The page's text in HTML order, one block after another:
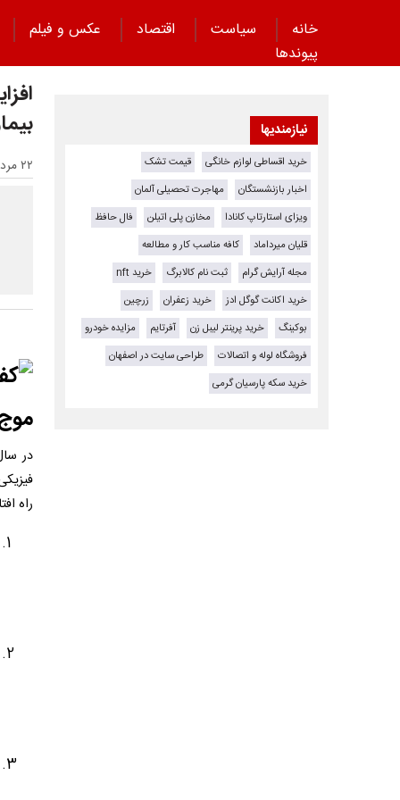
خانه سیاست اقتصاد عکس و فیلم
پیوند‌ها
۲۲ مرداد ۱۴۰۴ - ۱۰:۲۷
در
راه
نیازمندیها
خرید اقساطی لوازم خانگی
قیمت تشک
اخبار بازنشستگان
مهاجرت تحصیلی آلمان
ویزای استارتاپ کانادا
مخازن پلی اتیلن
فال حافظ
قلیان میرداماد
کافه مناسب کار و مطالعه
مجله آرایش گرام
ثبت نام کالابرگ
خرید nft
خرید اکانت گوگل ادز
خرید زعفران
زرچین
بوکینگ
خرید پرینتر لیبل زن آفرتایم
مزایده خودرو
فروشگاه لوله و اتصالات
طراحی سایت در اصفهان
خرید سکه پارسیان گرمی